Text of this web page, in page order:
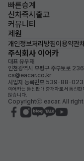
빠른승계
신차즉시출고
커뮤니티
제원
개인정보처리방침이용약관
주식회사 이어카
대표 유우재
인천광역시 부평구 주부토로
cs@eacar.co.kr
사업자 등록번호 539-88-
이어카는 통신판매 중개자로서 통신
않습니다.
Copyrightⓒ eacar. All right